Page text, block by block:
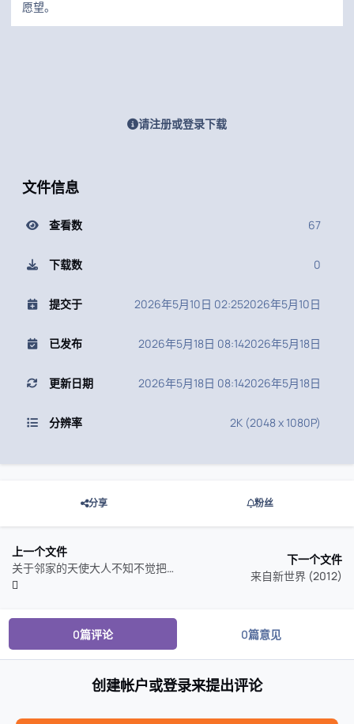
愿望。
请注册或登录下载
文件信息
查看数 67
下载数 0
提交于 2026年5月10日 02:252026年5月10日
已发布 2026年5月18日 08:142026年5月18日
更新日期 2026年5月18日 08:142026年5月18日
分辨率 2K (2048 x 1080P)
分享 粉丝
上一个文件
关于邻家的天使大人不知不觉把我惯成了废人这档子事 第一季 (2023)
下一个文件
来自新世界 (2012)
0篇评论 0篇意见
创建帐户或登录来提出评论